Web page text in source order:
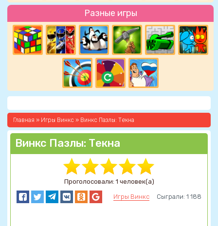
Разные игры
Главная » Игры Винкс » Винкс Пазлы: Текна
Винкс Пазлы: Текна
Проголосовали: 1 человек(а)
Игры Винкс Сыграли: 1 188